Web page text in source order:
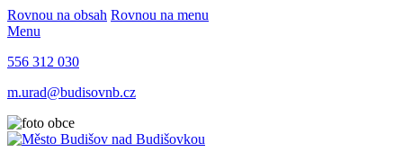
Rovnou na obsah Rovnou na menu
Menu
556 312 030
m.urad@budisovnb.cz